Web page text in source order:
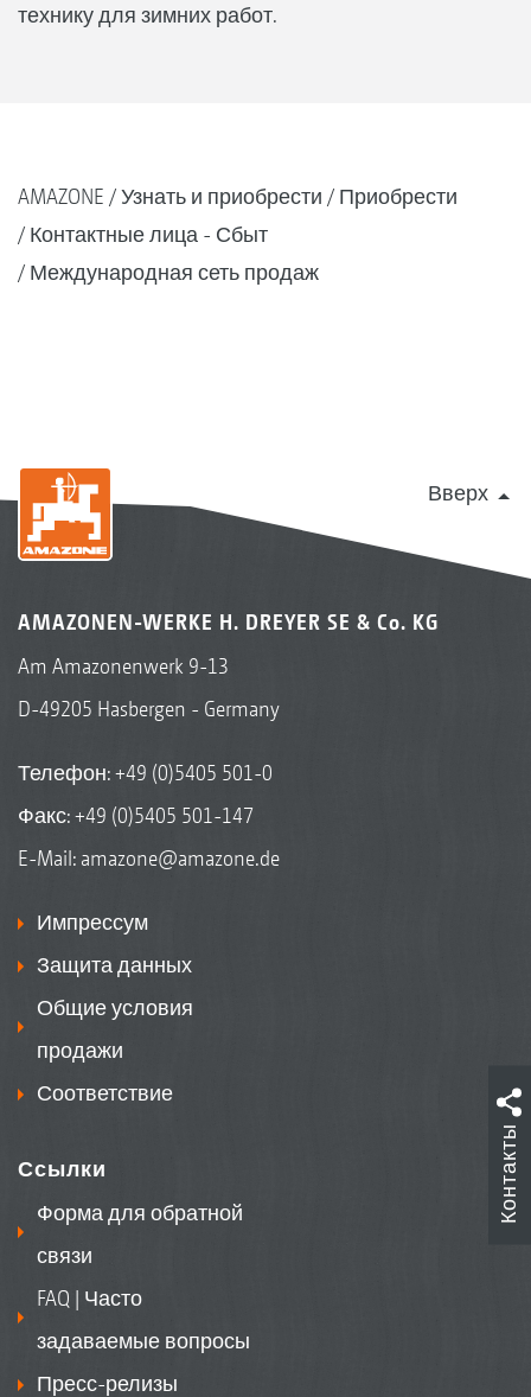
технику для зимних работ.
AMAZONE Узнать и приобрести
Приобрести
Контактные лица - Сбыт
Международная сеть продаж
Вверх
AMAZONEN-WERKE H. DREYER SE & Co. KG
Am Amazonenwerk 9-13
D-49205 Hasbergen - Germany
Телефон:+49 (0)5405 501-0
Факс: +49 (0)5405 501-147
E-Mail: amazone@amazone.de
Импрессум
Защита данных
Общие условия
продажи
Соответствие
Ссылки
Форма для обратной
связи
FAQ | Часто
задаваемые вопросы
Пресс-релизы
Контакты